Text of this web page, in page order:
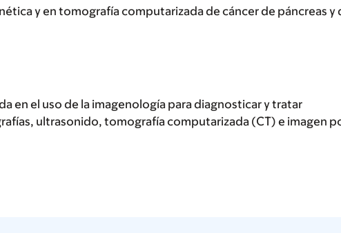
y en tomografía computarizada de cáncer de páncreas y
en el uso de la imagenología para diagnosticar y tratar
ultrasonido, tomografía computarizada (CT) e imagen